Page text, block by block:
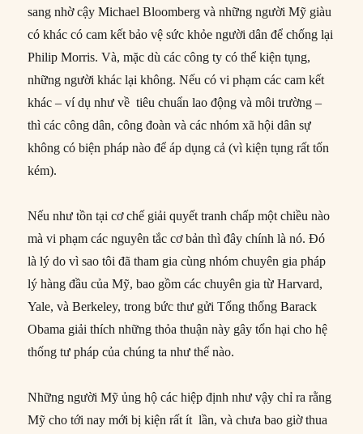
sang nhờ cậy Michael Bloomberg và những người Mỹ giàu
có khác có cam kết bảo vệ sức khỏe người dân để chống lại
Philip Morris. Và, mặc dù các công ty có thể kiện tụng,
những người khác lại không. Nếu có vi phạm các cam kết
khác – ví dụ như về tiêu chuẩn lao động và môi trường –
thì các công dân, công đoàn và các nhóm xã hội dân sự
không có biện pháp nào để áp dụng cả (vì kiện tụng rất tốn
kém).
Nếu như tồn tại cơ chế giải quyết tranh chấp một chiều nào
mà vi phạm các nguyên tắc cơ bản thì đây chính là nó. Đó
là lý do vì sao tôi đã tham gia cùng nhóm chuyên gia pháp
lý hàng đầu của Mỹ, bao gồm các chuyên gia từ Harvard,
Yale, và Berkeley, trong bức thư gửi Tổng thống Barack
Obama giải thích những thỏa thuận này gây tổn hại cho hệ
thống tư pháp của chúng ta như thế nào.
Những người Mỹ ủng hộ các hiệp định như vậy chỉ ra rằng
Mỹ cho tới nay mới bị kiện rất ít lần, và chưa bao giờ thua